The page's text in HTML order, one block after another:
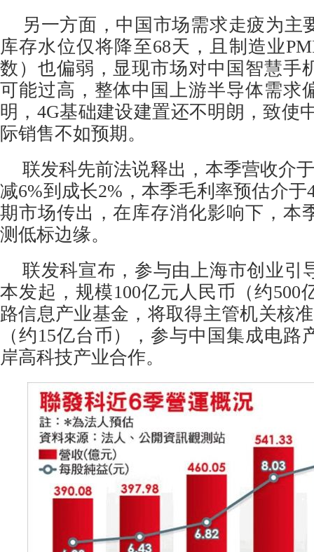
另一方面，中国市场需求走疲为主
库存水位仅将降至68天，且制造业
数）也偏弱，显现市场对中国智慧手
可能过高，整体中国上游半导体需求
明，4G基础建设建置还不明朗，致使
际销售不如预期。
联发科先前法说释出，本季营收介
减6%到成长2%，本季毛利率预估介于
期市场传出，在库存消化影响下，本
测低标边缘。
联发科宣布，参与由上海市创业引
本发起，规模100亿元人民币（约500
路信息产业基金，将取得主管机关核
（约15亿台币），参与中国集成电路
岸高科技产业合作。